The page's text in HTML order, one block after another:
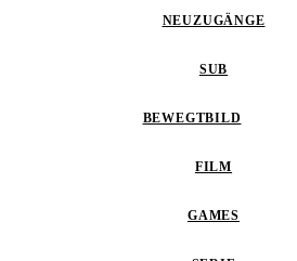
NEUZUGÄNGE
SUB
BEWEGTBILD
FILM
GAMES